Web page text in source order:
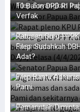
Filep Sayangkan
10 Balon DPD RI
Verfak
Ratusan Guru
Respons
Filep: Sudahkah
Adat?
Filep Bantu
Pami
Pemerintah